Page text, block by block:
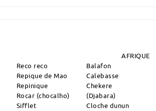
AFRIQUE
Reco reco
Repique de Mao
Repinique
Rocar (chocalho)
Sifflet
Balafon
Calebasse
Chekere
(Djabara)
Cloche dunun